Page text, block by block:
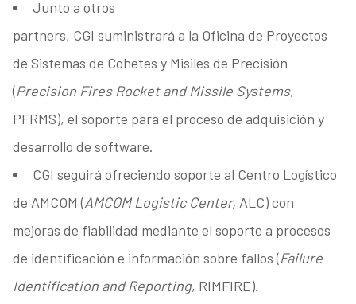
Junto a otros
partners, CGI suministrará a la Oficina de Proyectos
de Sistemas de Cohetes y Misiles de Precisión
(Precision Fires Rocket and Missile Systems,
PFRMS), el soporte para el proceso de adquisición y
desarrollo de software.
CGI seguirá ofreciendo soporte al Centro Logístico
de AMCOM (AMCOM Logistic Center, ALC) con
mejoras de fiabilidad mediante el soporte a procesos
de identificación e información sobre fallos (Failure
Identification and Reporting, RIMFIRE).